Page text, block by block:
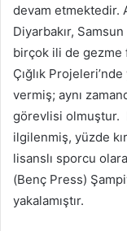
devam etmektedir.
Diyarbakır,
birçok ili de gezme
Çığlık
vermiş; aynı
görevlisi olmuştur.
ilgilenmiş, yüzde
lisanslı sporcu
(Benç Press)
yakalamıştır.